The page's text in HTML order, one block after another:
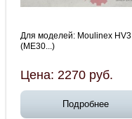
Для моделей: Moulinex HV3
(ME30...)
Цена:2270 руб.
Подробнее